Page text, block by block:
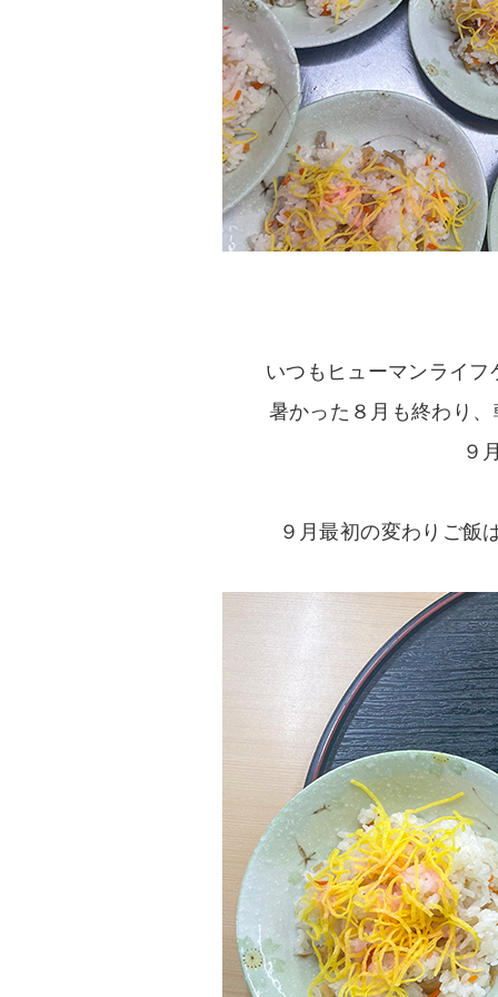
いつもヒューマンライ
暑かった８月も終わり
９
９月最初の変わりご飯